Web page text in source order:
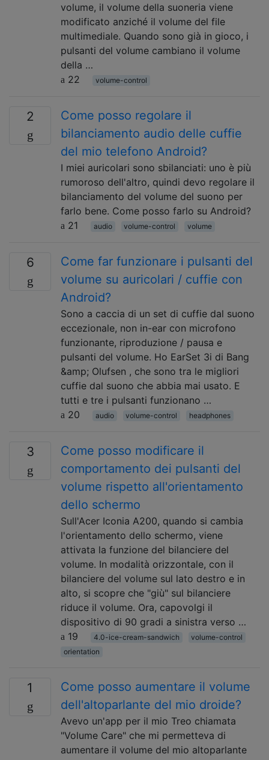
volume, il volume della suoneria viene
modificato anziché il volume del file
multimediale. Quando sono già in gioco, i
pulsanti del volume cambiano il volume
della …
22
volume-control
2
Come posso regolare il
bilanciamento audio delle cuffie
del mio telefono Android?
I miei auricolari sono sbilanciati: uno è più
rumoroso dell'altro, quindi devo regolare il
bilanciamento del volume del suono per
farlo bene. Come posso farlo su Android?
21
audio volume-control volume
6
Come far funzionare i pulsanti del
volume su auricolari / cuffie con
Android?
Sono a caccia di un set di cuffie dal suono
eccezionale, non in-ear con microfono
funzionante, riproduzione / pausa e
pulsanti del volume. Ho EarSet 3i di Bang
&amp; Olufsen , che sono tra le migliori
cuffie dal suono che abbia mai usato. E
tutti e tre i pulsanti funzionano …
20
audio volume-control headphones
3
Come posso modificare il
comportamento dei pulsanti del
volume rispetto all'orientamento
dello schermo
Sull'Acer Iconia A200, quando si cambia
l'orientamento dello schermo, viene
attivata la funzione del bilanciere del
volume. In modalità orizzontale, con il
bilanciere del volume sul lato destro e in
alto, si scopre che "giù" sul bilanciere
riduce il volume. Ora, capovolgi il
dispositivo di 90 gradi a sinistra verso …
19
4.0-ice-cream-sandwich
volume-control
orientation
1
Come posso aumentare il volume
dell'altoparlante del mio droide?
Avevo un'app per il mio Treo chiamata
"Volume Care" che mi permetteva di
aumentare il volume del mio altoparlante